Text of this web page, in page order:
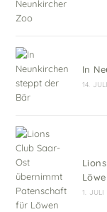
In
14.
1. JULI